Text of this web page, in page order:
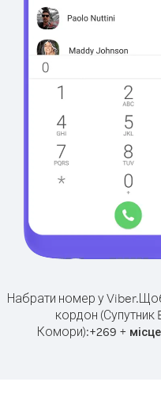
Набрати номер у Viber.
кордон (Супутник
Комори):+269 +